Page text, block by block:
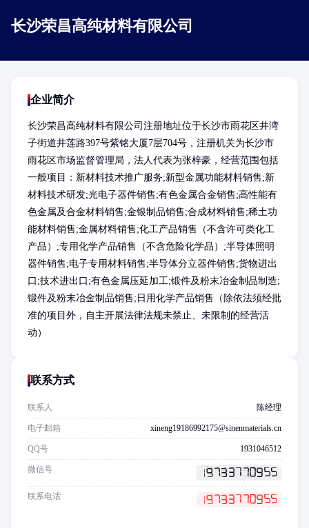
长沙荣昌高纯材料有限公司
企业简介
长沙荣昌高纯材料有限公司注册地址位于长沙市雨花区井湾
子街道井莲路397号紫铭大厦7层704号，注册机关为长沙市
雨花区市场监督管理局，法人代表为张梓豪，经营范围包括
一般项目：新材料技术推广服务;新型金属功能材料销售;新
材料技术研发;光电子器件销售;有色金属合金销售;高性能有
色金属及合金材料销售;金银制品销售;合成材料销售;稀土功
能材料销售;金属材料销售;化工产品销售（不含许可类化工
产品）;专用化学产品销售（不含危险化学品）;半导体照明
器件销售;电子专用材料销售;半导体分立器件销售;货物进出
口;技术进出口;有色金属压延加工;锻件及粉末冶金制品制造;
锻件及粉末冶金制品销售;日用化学产品销售（除依法须经批
准的项目外，自主开展法律法规未禁止、未限制的经营活
动）
联系方式
联系人 陈经理
电子邮箱 xineng19186992175@sinenmaterials.cn
QQ号 1931046512
微信号
联系电话